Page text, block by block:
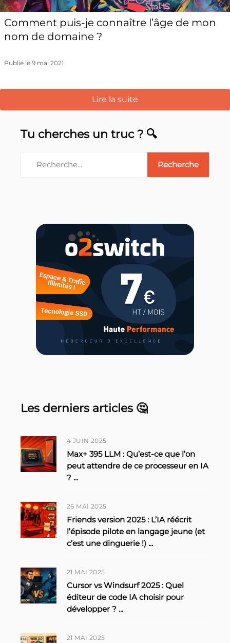
Comment puis-je connaître l’âge de mon
nom de domaine ?
Publié le 9 mai 2021
Lire la suite
Tu cherches un truc ? 🔍
Les derniers articles 🤔
4 JUIN 2025
Max+ 395 LLM : Qu’est-ce que l’on
peut attendre de ce processeur en IA
? ...
26 MAI 2025
Friends version 2025 : L’IA réécrit
l’épisode pilote en langage jeune (et
c’est une dinguerie !) ...
21 MAI 2025
Cursor vs Windsurf 2025 : Quel
éditeur de code IA choisir pour
développer ? ...
21 MAI 2025